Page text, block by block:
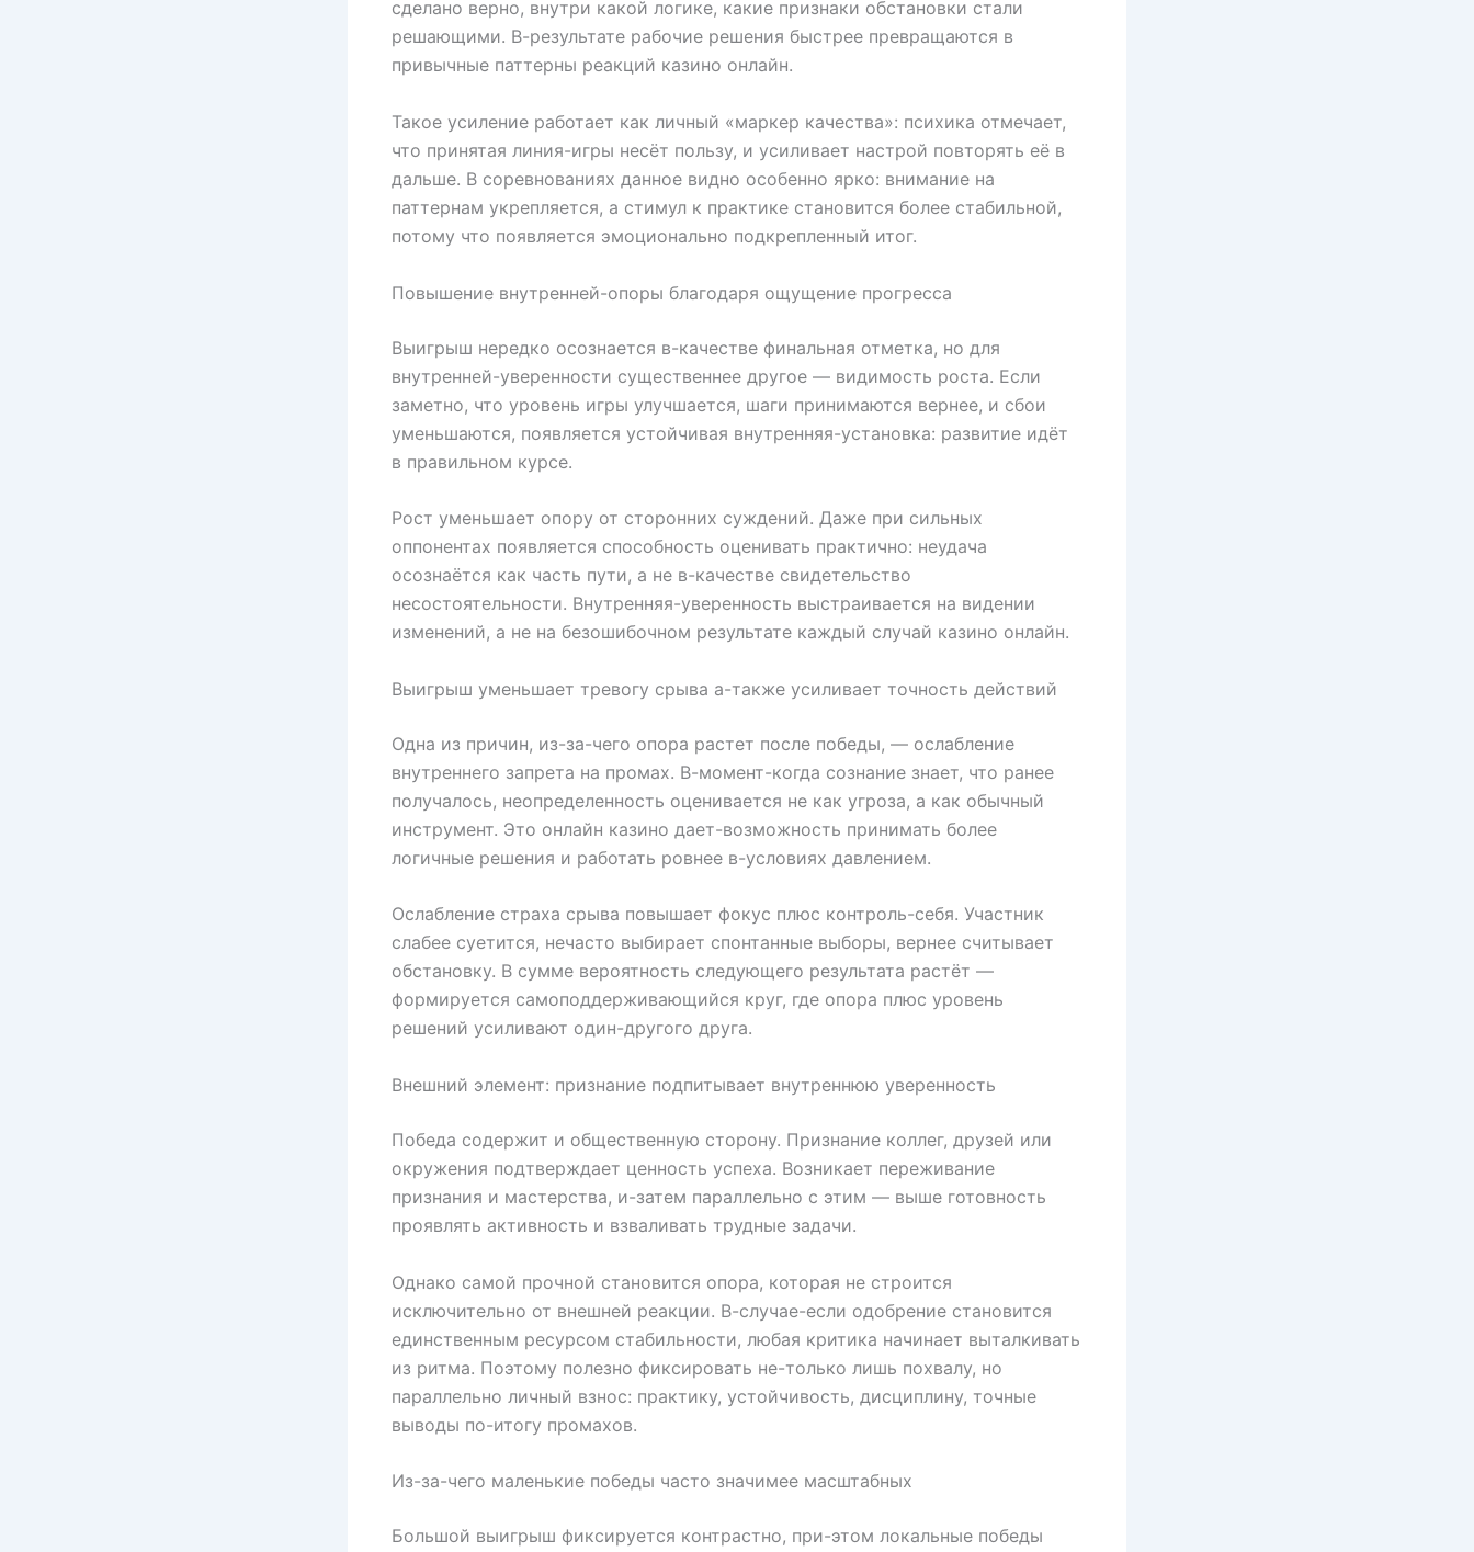
сделано верно, внутри какой логике, какие признаки обстановки стали
решающими. В-результате рабочие решения быстрее превращаются в
привычные паттерны реакций казино онлайн.
Такое усиление работает как личный «маркер качества»: психика отмечает,
что принятая линия-игры несёт пользу, и усиливает настрой повторять её в
дальше. В соревнованиях данное видно особенно ярко: внимание на
паттернам укрепляется, а стимул к практике становится более стабильной,
потому что появляется эмоционально подкрепленный итог.
Повышение внутренней-опоры благодаря ощущение прогресса
Выигрыш нередко осознается в-качестве финальная отметка, но для
внутренней-уверенности существеннее другое — видимость роста. Если
заметно, что уровень игры улучшается, шаги принимаются вернее, и сбои
уменьшаются, появляется устойчивая внутренняя-установка: развитие идёт
в правильном курсе.
Рост уменьшает опору от сторонних суждений. Даже при сильных
оппонентах появляется способность оценивать практично: неудача
осознаётся как часть пути, а не в-качестве свидетельство
несостоятельности. Внутренняя-уверенность выстраивается на видении
изменений, а не на безошибочном результате каждый случай казино онлайн.
Выигрыш уменьшает тревогу срыва а-также усиливает точность действий
Одна из причин, из-за-чего опора растет после победы, — ослабление
внутреннего запрета на промах. В-момент-когда сознание знает, что ранее
получалось, неопределенность оценивается не как угроза, а как обычный
инструмент. Это онлайн казино дает-возможность принимать более
логичные решения и работать ровнее в-условиях давлением.
Ослабление страха срыва повышает фокус плюс контроль-себя. Участник
слабее суетится, нечасто выбирает спонтанные выборы, вернее считывает
обстановку. В сумме вероятность следующего результата растёт —
формируется самоподдерживающийся круг, где опора плюс уровень
решений усиливают один-другого друга.
Внешний элемент: признание подпитывает внутреннюю уверенность
Победа содержит и общественную сторону. Признание коллег, друзей или
окружения подтверждает ценность успеха. Возникает переживание
признания и мастерства, и-затем параллельно с этим — выше готовность
проявлять активность и взваливать трудные задачи.
Однако самой прочной становится опора, которая не строится
исключительно от внешней реакции. В-случае-если одобрение становится
единственным ресурсом стабильности, любая критика начинает выталкивать
из ритма. Поэтому полезно фиксировать не-только лишь похвалу, но
параллельно личный взнос: практику, устойчивость, дисциплину, точные
выводы по-итогу промахов.
Из-за-чего маленькие победы часто значимее масштабных
Большой выигрыш фиксируется контрастно, при-этом локальные победы